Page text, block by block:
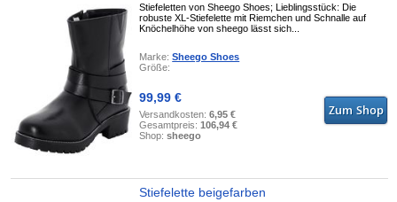
Stiefeletten von Sheego Shoes; Lieblingsstück: Die
robuste XL-Stiefelette mit Riemchen und Schnalle auf
Knöchelhöhe von sheego lässt sich...
Marke:Sheego Shoes
Größe:
99,99 €
Versandkosten:6,95 €
Gesamtpreis:106,94 €
Shop:sheego
Stiefelette beigefarben